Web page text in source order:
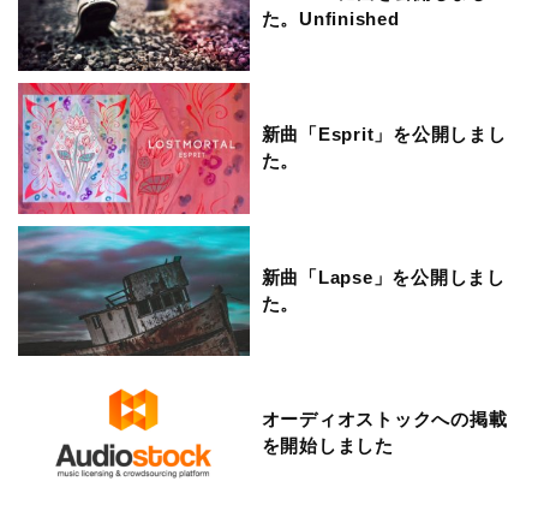
た。Unfinished
新曲「Esprit」を公開しまし
た。
新曲「Lapse」を公開しまし
た。
オーディオストックへの掲載
を開始しました